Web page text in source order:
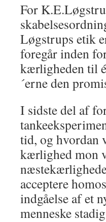
For
Løgstrups etik
foregår inden
kærligheden til
´erne den
I sidste del af
tid, og hvordan
kærlighed mon
acceptere
indgåelse af et
menneske